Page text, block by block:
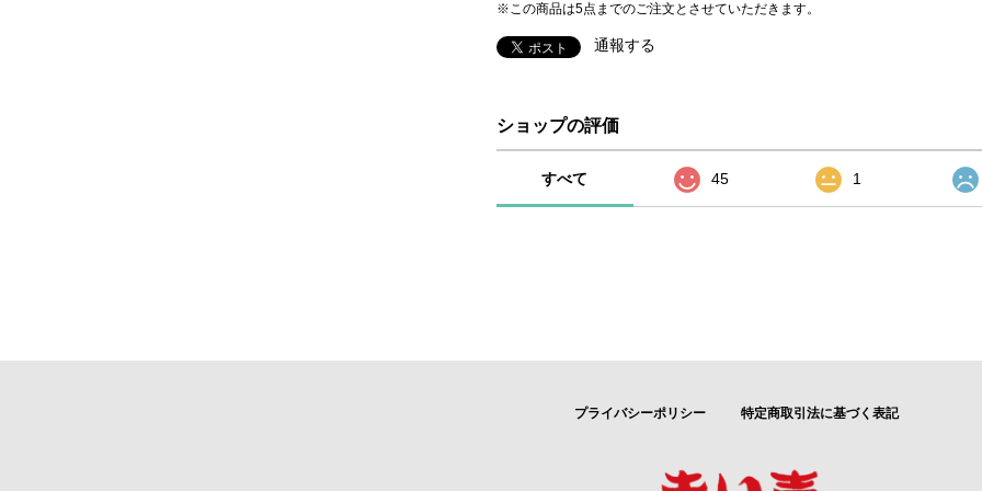
※この商品は5点までのご注文とさせていただきます。
通報する
ショップの評価
すべて 45 1
プライバシーポリシー 特定商取引法に基づく表記